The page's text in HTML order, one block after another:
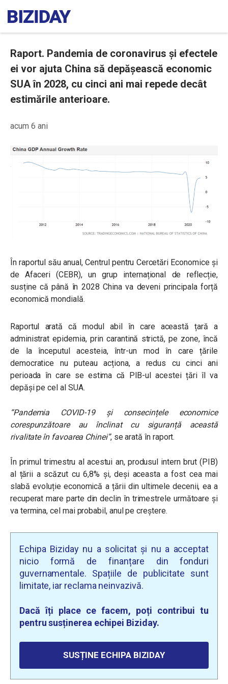
Raport. Pandemia de coronavirus și efectele
ei vor ajuta China să depășească economic
SUA în 2028, cu cinci ani mai repede decât
estimările anterioare.
acum 6 ani
În raportul său anual, Centrul pentru Cercetări Economice și
de Afaceri (CEBR), un grup internațional de reflecție,
susține că până în 2028 China va deveni principala forță
economică mondială.
Raportul arată că modul abil în care această țară a
administrat epidemia, prin carantină strictă, pe zone, încă
de la începutul acesteia, într-un mod în care țările
democratice nu puteau acționa, a redus cu cinci ani
perioada în care se estima că PIB-ul acestei țări îl va
depăși pe cel al SUA.
“Pandemia COVID-19 și consecințele economice
corespunzătoare au înclinat cu siguranță această
rivalitate în favoarea Chinei”, se arată în raport.
În primul trimestru al acestui an, produsul intern brut (PIB)
al țării a scăzut cu 6,8% și, deși aceasta a fost cea mai
slabă evoluție economică a țării din ultimele decenii, ea a
recuperat mare parte din declin în trimestrele următoare și
va termina, cel mai probabil, anul pe creștere.
Echipa Biziday nu a solicitat și nu a acceptat
nicio formă de finanțare din fonduri
guvernamentale. Spațiile de publicitate sunt
limitate, iar reclama neinvazivă.
Dacă îți place ce facem, poți contribui tu
pentru susținerea echipei Biziday.
SUSȚINE ECHIPA BIZIDAY